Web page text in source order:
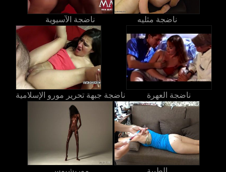
ناضجة الآسيوية ناضجة مثليه
ناضجة جبهة تحرير مورو الإسلامية ناضجة العهرة